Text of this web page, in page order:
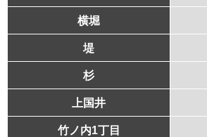
横堀
堤
杉
上国井
竹ノ内1丁目